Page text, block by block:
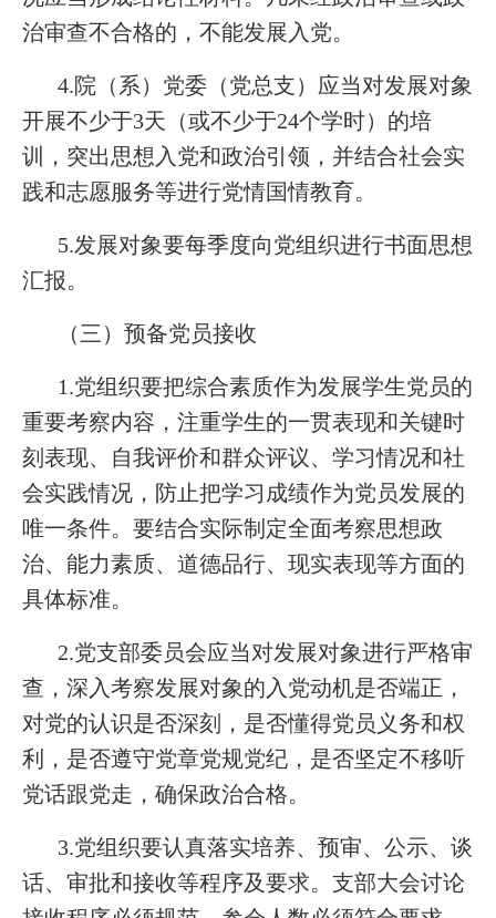
治审查不合格的，不能发展入党。
4.院（系）党委（党总支）应当对发展对象
开展不少于3天（或不少于24个学时）的培
训，突出思想入党和政治引领，并结合社会实
践和志愿服务等进行党情国情教育。
5.发展对象要每季度向党组织进行书面思想
汇报。
（三）预备党员接收
1.党组织要把综合素质作为发展学生党员的
重要考察内容，注重学生的一贯表现和关键时
刻表现、自我评价和群众评议、学习情况和社
会实践情况，防止把学习成绩作为党员发展的
唯一条件。要结合实际制定全面考察思想政
治、能力素质、道德品行、现实表现等方面的
具体标准。
2.党支部委员会应当对发展对象进行严格审
查，深入考察发展对象的入党动机是否端正，
对党的认识是否深刻，是否懂得党员义务和权
利，是否遵守党章党规党纪，是否坚定不移听
党话跟党走，确保政治合格。
3.党组织要认真落实培养、预审、公示、谈
话、审批和接收等程序及要求。支部大会讨论